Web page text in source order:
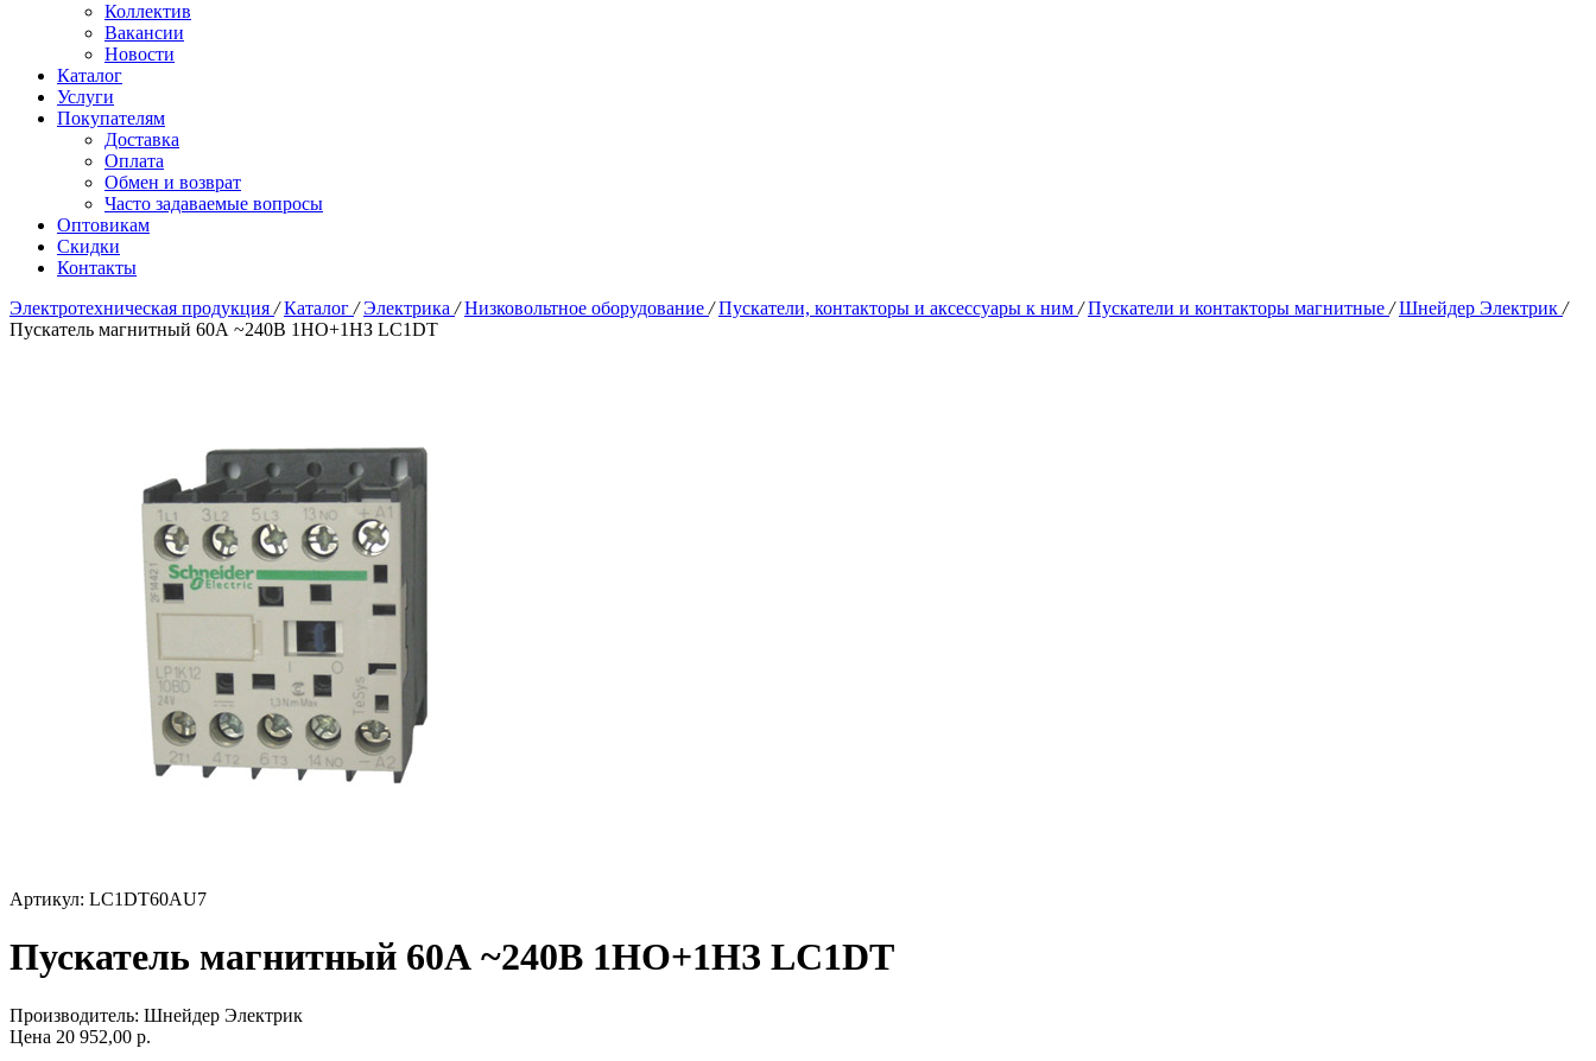
Коллектив
Вакансии
Новости
Каталог
Услуги
Покупателям
Доставка
Оплата
Обмен и возврат
Часто задаваемые вопросы
Оптовикам
Скидки
Контакты
Электротехническая продукция / Каталог / Электрика / Низковольтное оборудование / Пускатели, контакторы и аксессуары к ним / Пускатели и контакторы магнитные / Шнейдер Электрик /
Пускатель магнитный 60А ~240В 1НО+1НЗ LC1DT
Артикул: LC1DT60AU7
Пускатель магнитный 60А ~240В 1НО+1НЗ LC1DT
Производитель: Шнейдер Электрик
Цена 20 952,00 р.